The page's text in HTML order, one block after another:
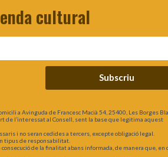
cultural
Subscriu
a Avinguda de Francesc Macià 54, 25400, Les Borges
de l’interessat al Consell, sent la base que legitima aquest
i no seran cedides a tercers, excepte obligació legal.
tipus de responsabilitat.
de la finalitat abans informada, de manera que, en